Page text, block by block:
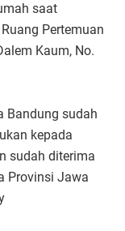
saat
Pertemuan
Kaum, No.
Bandung sudah
kepada
sudah diterima
Provinsi Jawa